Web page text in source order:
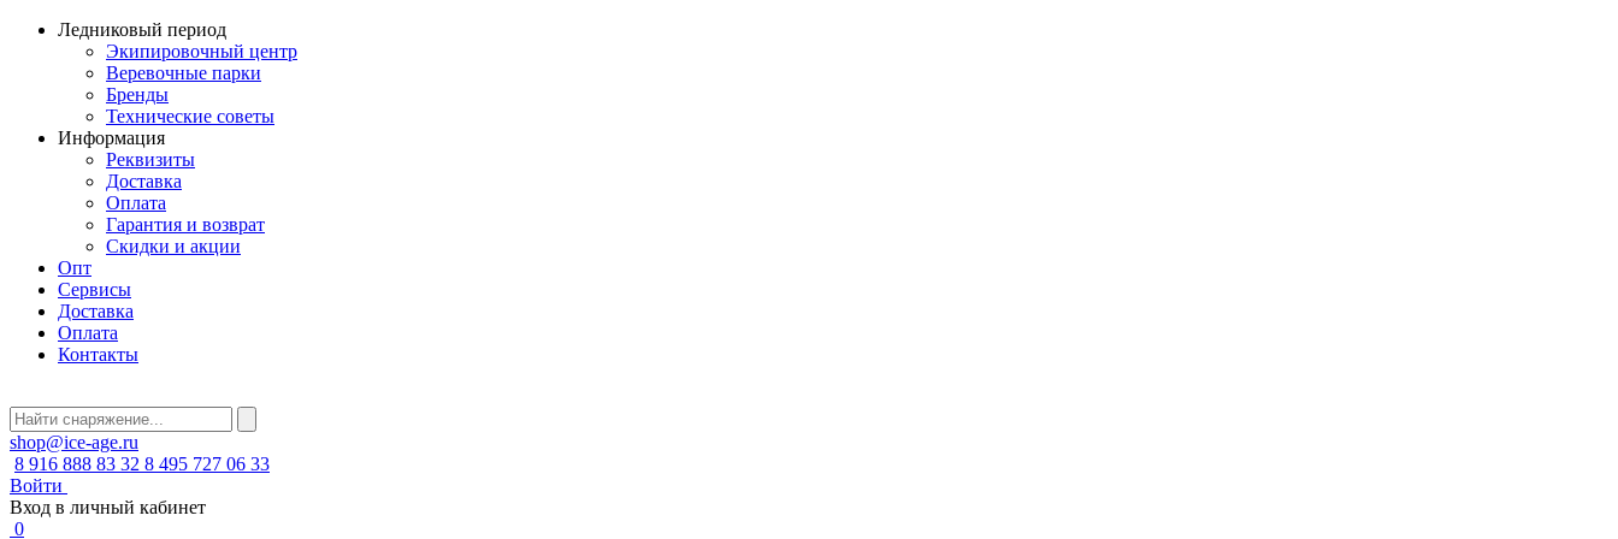
Ледниковый период
Экипировочный центр
Веревочные парки
Бренды
Технические советы
Информация
Реквизиты
Доставка
Оплата
Гарантия и возврат
Скидки и акции
Опт
Сервисы
Доставка
Оплата
Контакты
shop@ice-age.ru
8 916 888 83 32 8 495 727 06 33
Войти
Вход в личный кабинет
0